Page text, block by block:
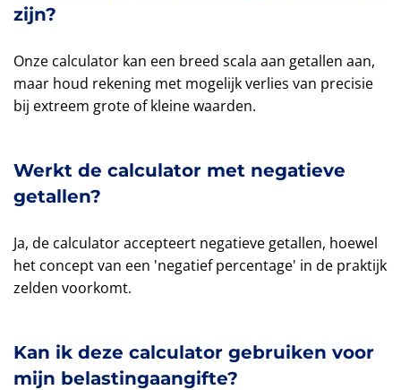
zijn?
Onze calculator kan een breed scala aan getallen aan,
maar houd rekening met mogelijk verlies van precisie
bij extreem grote of kleine waarden.
Werkt de calculator met negatieve
getallen?
Ja, de calculator accepteert negatieve getallen, hoewel
het concept van een 'negatief percentage' in de praktijk
zelden voorkomt.
Kan ik deze calculator gebruiken voor
mijn belastingaangifte?